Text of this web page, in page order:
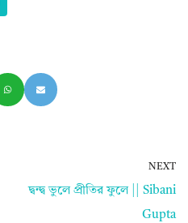
NEXT
দ্বন্দ্ব ভুলে প্রীতির ফুলে || Sibani
Gupta